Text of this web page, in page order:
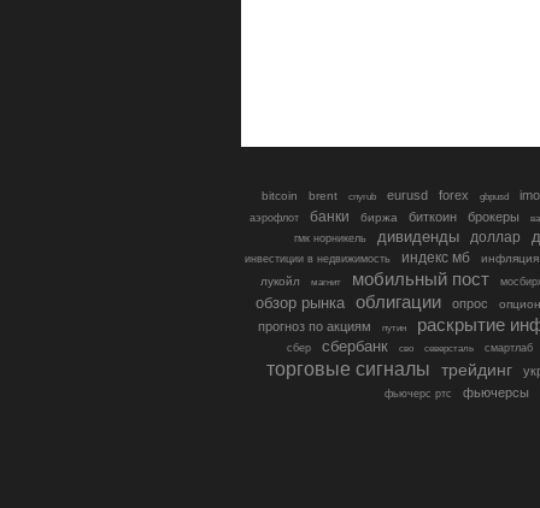
bitcoin brent cnyrub eurusd forex gbpusd
аэрофлот банки биржа биткоин брокеры
гмк норникель
дивиденды доллар
инвестиции в недвижимость индекс мб
инфляция
лукойл
магнит мобильный пост
обзор рынка облигации опрос
прогноз по акциям путин раскрытие
сбер сбербанк сво северсталь смартлаб
торговые сигналы трейдинг
фьючерс ртс фьючерсы